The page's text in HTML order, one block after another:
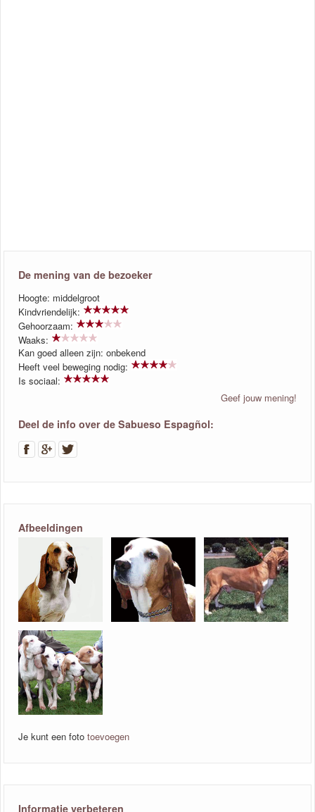
De mening van de bezoeker
Hoogte: middelgroot
Kindvriendelijk:
Gehoorzaam:
Waaks:
Kan goed alleen zijn: onbekend
Heeft veel beweging nodig:
Is sociaal:
Geef jouw mening!
Deel de info over de Sabueso Espagñol:
Afbeeldingen
Je kunt een foto toevoegen
Informatie verbeteren